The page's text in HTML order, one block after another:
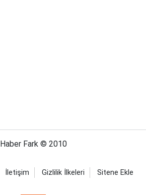
Haber Fark © 2010
İletişim Gizlilik İlkeleri Sitene Ekle